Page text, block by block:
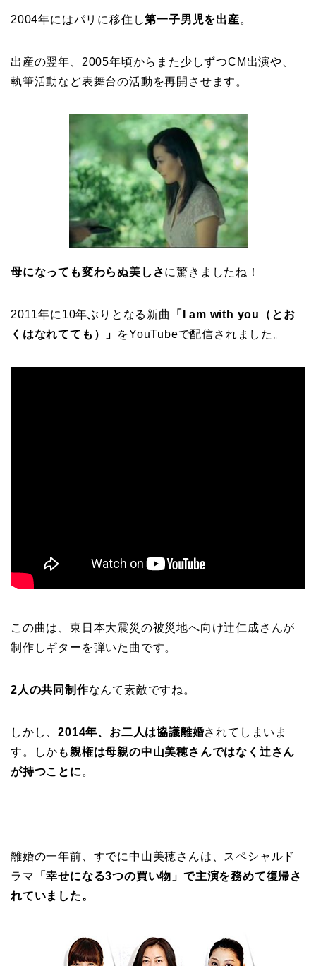
2004年にはパリに移住し第一子男児を出産。
出産の翌年、2005年頃からまた少しずつCM出演や、
執筆活動など表舞台の活動を再開させます。
母になっても変わらぬ美しさに驚きましたね！
2011年に10年ぶりとなる新曲
「I am with you（とお
くはなれてても）」
をYouTubeで配信されました。
この曲は、東日本大震災の被災地へ向け辻仁成さんが
制作しギターを弾いた曲です。
2人の共同制作なんて素敵ですね。
しかし、2014年、お二人は協議離婚されてしまいま
す。しかも親権は母親の中山美穂さんではなく辻さん
が持つことに 。
離婚の一年前、すでに中山美穂さんは、スペシャルド
ラマ 「幸せになる3つの買い物」で主演を務めて復帰さ
れていました。